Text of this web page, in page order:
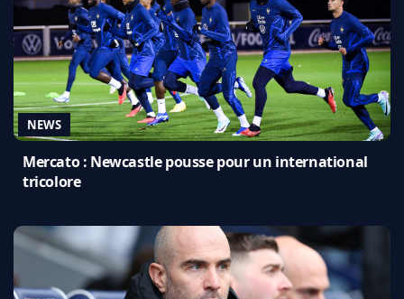
NEWS
Mercato : Newcastle pousse pour un international
tricolore